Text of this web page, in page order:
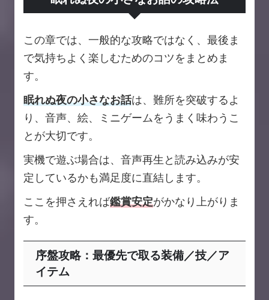
この章では、一般的な攻略ではなく、最後ま
で気持ちよく楽しむためのコツをまとめま
す。
眠れぬ夜の小さなお話は、難所を突破するよ
り、音声、絵、ミニゲームをうまく味わうこ
とが大切です。
実機で遊ぶ場合は、音声再生と読み込みが安
定しているかも満足度に直結します。
ここを押さえれば鑑賞安定がかなり上がりま
す。
序盤攻略：最優先で取る装備／技／ア
イテム